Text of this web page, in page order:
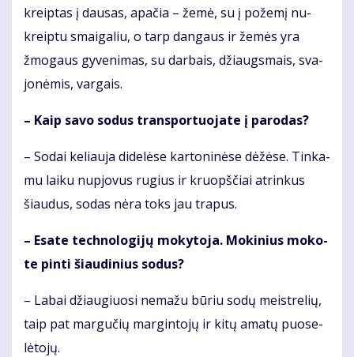
kreip­tas į dau­sas, apa­čia – že­mė, su į po­že­mį nu­
kreip­tu smai­ga­liu, o tarp dan­gaus ir že­mės yra
žmo­gaus gy­ve­ni­mas, su dar­bais, džiaugs­mais, sva­
jo­nė­mis, var­gais.
– Kaip sa­vo so­dus trans­por­tuo­ja­te į pa­ro­das?
– So­dai ke­liau­ja di­de­lė­se kar­to­ni­nė­se dė­žė­se. Tin­ka­
mu lai­ku nu­pjo­vus ru­gius ir kruopš­čiai at­rin­kus
šiau­dus, so­das nė­ra toks jau tra­pus.
– Esa­te tech­no­lo­gi­jų mo­ky­to­ja. Mo­ki­nius mo­ko­
te pin­ti šiau­di­nius so­dus?
– La­bai džiau­giuo­si ne­ma­žu bū­riu so­dų meist­re­lių,
taip pat mar­gu­čių mar­gin­to­jų ir ki­tų ama­tų puo­se­
lė­to­jų.